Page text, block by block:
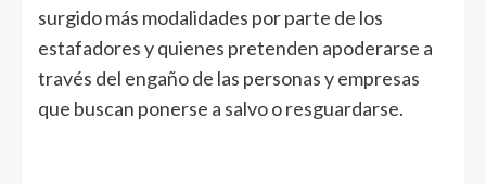
surgido más modalidades por parte de los
estafadores y quienes pretenden apoderarse a
través del engaño de las personas y empresas
que buscan ponerse a salvo o resguardarse.